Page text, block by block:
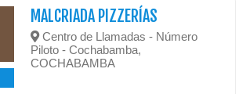
MALCRIADA PIZZERÍAS
Centro de Llamadas - Número
Piloto - Cochabamba,
COCHABAMBA